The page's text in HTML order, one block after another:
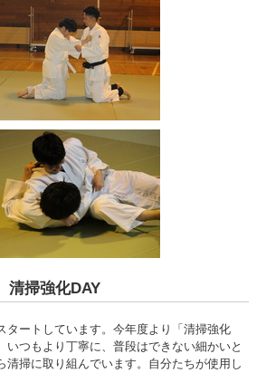
掃強化DAY
タートしています。今年度より「清掃強化
いつもより丁寧に、普段はできない細かいと
清掃に取り組んでいます。自分たちが使用し